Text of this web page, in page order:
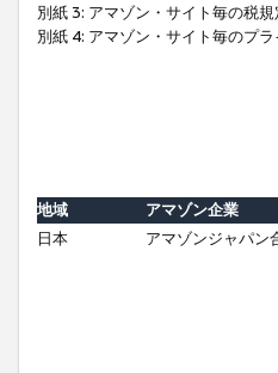
別紙 3: アマゾン・サイト毎の税規
別紙 4: アマゾン・サイト毎のプ
地域
アマゾン企業
日本
アマゾンジャパン